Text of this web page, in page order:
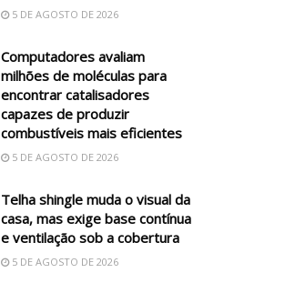
5 DE AGOSTO DE 2026
Computadores avaliam
milhões de moléculas para
encontrar catalisadores
capazes de produzir
combustíveis mais eficientes
5 DE AGOSTO DE 2026
Telha shingle muda o visual da
casa, mas exige base contínua
e ventilação sob a cobertura
5 DE AGOSTO DE 2026